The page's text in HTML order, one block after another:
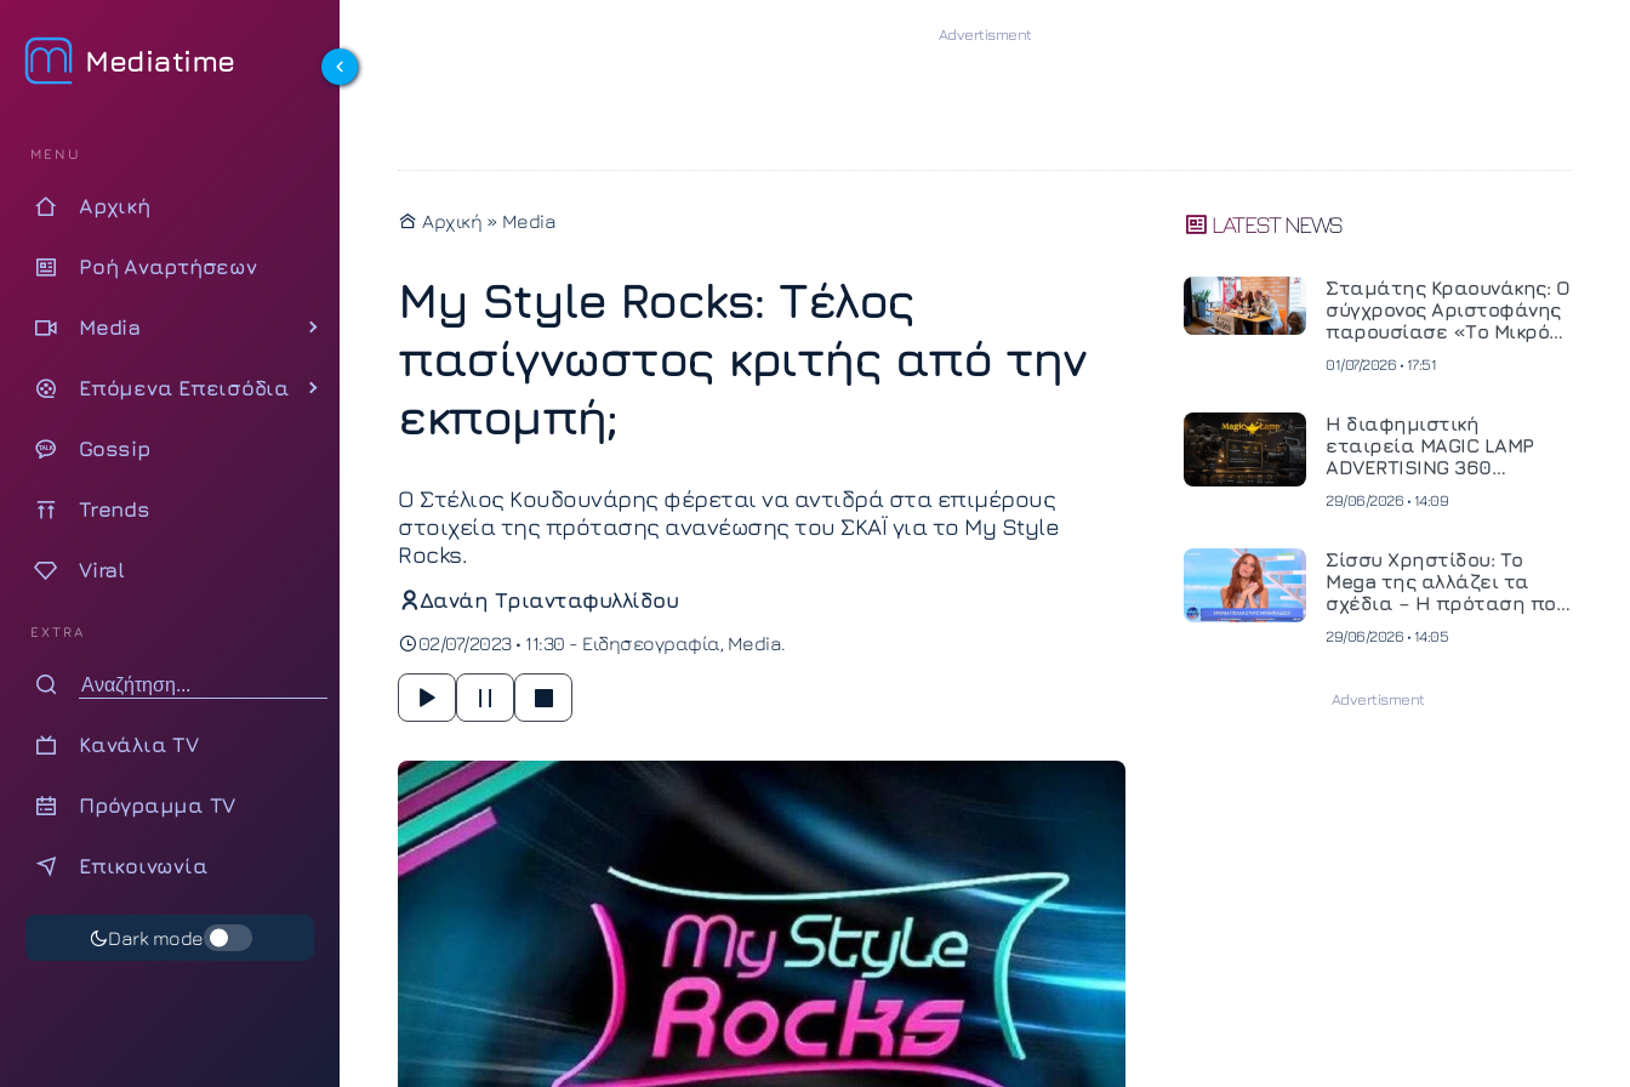
Mediatime
MENU
Αρχική
Ροή Αναρτήσεων
Media
Επόμενα Επεισόδια
Gossip
Trends
Viral
EXTRA
Κανάλια TV
Πρόγραμμα TV
Επικοινωνία
Dark mode
Αρχική » Media
My Style Rocks: Τέλος
πασίγνωστος κριτής από την
εκπομπή;
Ο Στέλιος Κουδουνάρης φέρεται να αντιδρά στα επιμέρους
στοιχεία της πρότασης ανανέωσης του ΣΚΑΪ για το My Style
Rocks.
Δανάη Τριανταφυλλίδου
02/07/2023 • 11:30 - Ειδησεογραφία Media
LATEST NEWS
Σταμάτης Κραουνάκης: Ο
σύγχρονος Αριστοφάνης
παρουσίασε «Το Μικρό
01/07/2026 • 17:51
Η διαφημιστική
εταιρεία MAGIC LAMP
ADVERTISING 360
κινηματογραφική
και ανεβάζει τον πήχη
στην παραγωγή
οπτικοακουστικού
περιεχομένου
29/06/2026 • 14:09
Σίσσυ Χρηστίδου: Το
Mega της αλλάζει τα
σχέδια – Η πρόταση που
29/06/2026 • 14:05